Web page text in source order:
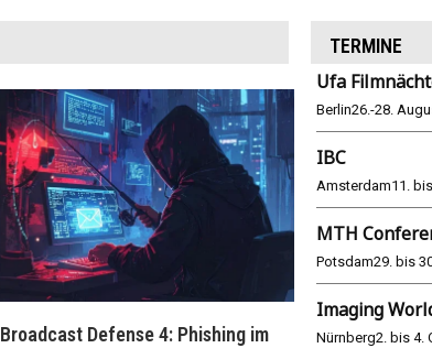
Broadcast Defense 4: Phishing im
WM 2026:
TERMINE
Ufa
Berlin26.-28.
IBC
Amsterdam11.
MTH
Potsdam29. bis
Imaging
Nürnberg2. bis 4.